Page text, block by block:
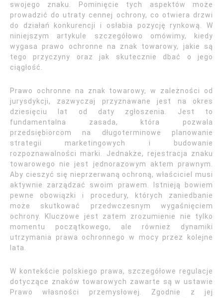
swojego znaku. Pominięcie tych aspektów może
prowadzić do utraty cennej ochrony, co otwiera drzwi
do działań konkurencji i osłabia pozycję rynkową. W
niniejszym artykule szczegółowo omówimy, kiedy
wygasa prawo ochronne na znak towarowy, jakie są
tego przyczyny oraz jak skutecznie dbać o jego
ciągłość.
Prawo ochronne na znak towarowy, w zależności od
jurysdykcji, zazwyczaj przyznawane jest na okres
dziesięciu lat od daty zgłoszenia. Jest to
fundamentalna zasada, która pozwala
przedsiębiorcom na długoterminowe planowanie
strategii marketingowych i budowanie
rozpoznawalności marki. Jednakże, rejestracja znaku
towarowego nie jest jednorazowym aktem prawnym.
Aby cieszyć się nieprzerwaną ochroną, właściciel musi
aktywnie zarządzać swoim prawem. Istnieją bowiem
pewne obowiązki i procedury, których zaniedbanie
może skutkować przedwczesnym wygaśnięciem
ochrony. Kluczowe jest zatem zrozumienie nie tylko
momentu początkowego, ale również dynamiki
utrzymania prawa ochronnego w mocy przez kolejne
lata.
W kontekście polskiego prawa, szczegółowe regulacje
dotyczące znaków towarowych zawarte są w ustawie
Prawo własności przemysłowej. Zgodnie z jej